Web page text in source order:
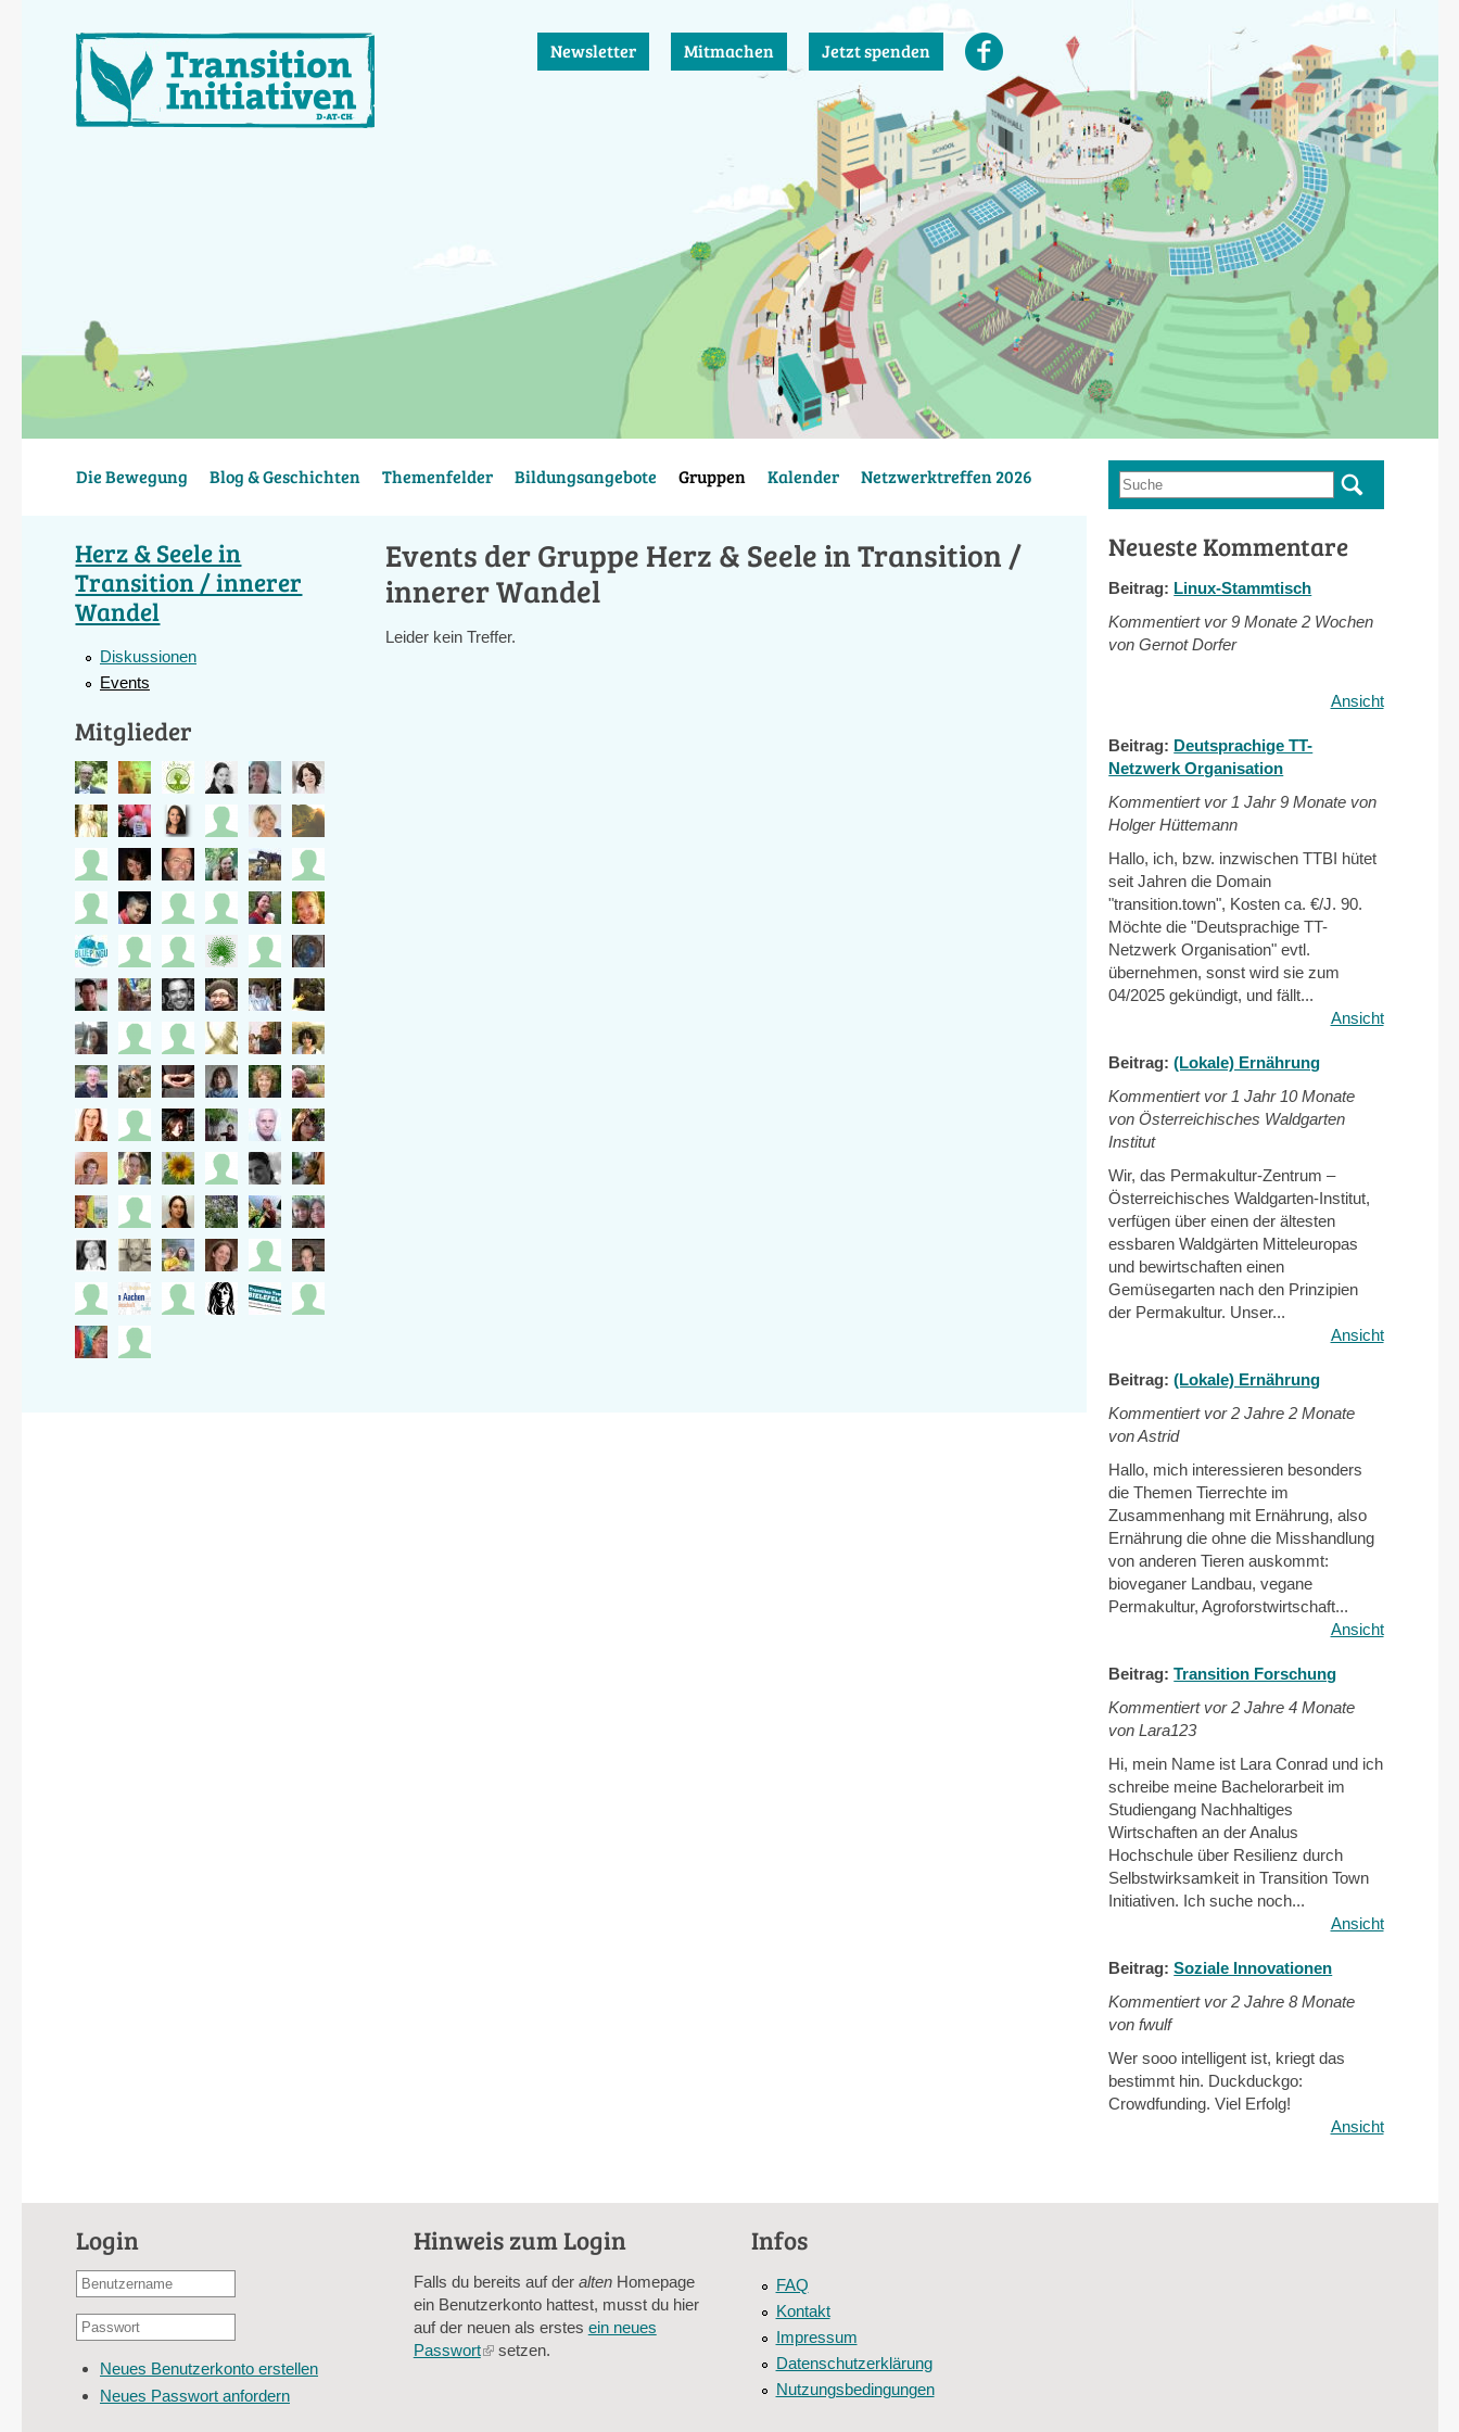
Newsletter Mitmachen Jetzt spenden
Die Bewegung Blog & Geschichten Themenfelder Bildungsangebote Gruppen Kalender Netzwerktreffen 2026
Events der Gruppe Herz & Seele in Transition /
innerer Wandel
Leider kein Treffer.
Herz & Seele in
Transition / innerer
Wandel
Diskussionen
Events
Mitglieder
Suchformular
Suche
Neueste Kommentare
Beitrag: Linux-Stammtisch
Kommentiert vor9 Monate 2 Wochen
von Gernot Dorfer
Ansicht
Beitrag: Deutsprachige TT-
Netzwerk Organisation
Kommentiert vor 1 Jahr 9 Monate von
Holger Hüttemann
Hallo, ich, bzw. inzwischen TTBI hütet
seit Jahren die Domain
"transition.town", Kosten ca. €/J. 90.
Möchte die "Deutsprachige TT-
Netzwerk Organisation" evtl.
übernehmen, sonst wird sie zum
04/2025 gekündigt, und fällt...
Ansicht
Beitrag:(Lokale) Ernährung
Kommentiert vor 1 Jahr 10 Monate
von Österreichisches Waldgarten
Institut
Wir, das Permakultur-Zentrum –
Österreichisches Waldgarten-Institut,
verfügen über einen der ältesten
essbaren Waldgärten Mitteleuropas
und bewirtschaften einen
Gemüsegarten nach den Prinzipien
der Permakultur. Unser...
Ansicht
Beitrag:(Lokale) Ernährung
Kommentiert vor2 Jahre 2 Monate
von Astrid
Hallo, mich interessieren besonders
die Themen Tierrechte im
Zusammenhang mit Ernährung, also
Ernährung die ohne die Misshandlung
von anderen Tieren auskommt:
bioveganer Landbau, vegane
Permakultur, Agroforstwirtschaft...
Ansicht
Beitrag:Transition Forschung
Kommentiert vor2 Jahre 4 Monate
von Lara123
Hi, mein Name ist Lara Conrad und ich
schreibe meine Bachelorarbeit im
Studiengang Nachhaltiges
Wirtschaften an der Analus
Hochschule über Resilienz durch
Selbstwirksamkeit in Transition Town
Initiativen. Ich suche noch...
Ansicht
Beitrag:Soziale Innovationen
Kommentiert vor2 Jahre 8 Monate
von fwulf
Wer sooo intelligent ist, kriegt das
bestimmt hin. Duckduckgo:
Crowdfunding. Viel Erfolg!
Ansicht
Login
Benutzername
E-
Adresse
Passwort
Neues Benutzerkonto erstellen
Neues Passwort anfordern
Hinweis zum Login
Falls du bereits auf der altenHomepage
ein Benutzerkonto hattest, musst du hier
auf der neuen als erstes ein neues
Passwort(linksetzen.
Infos
FAQ
Kontakt
Impressum
Datenschutzerklärung
Nutzungsbedingungen